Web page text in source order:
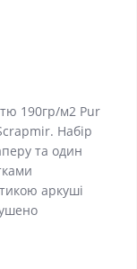
190гр/м2 Pur
Набір
та один
аркуші